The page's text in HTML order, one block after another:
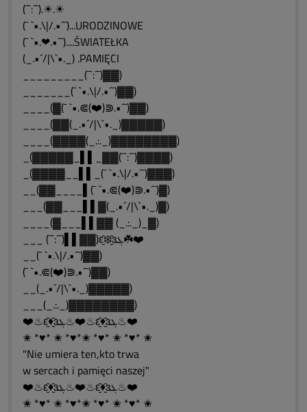
(¯`:´¯).☀.☀
(¯ `•.\|/.•´¯)...URODZINOWE
(¯ `•.❤.•´¯)....ŚWIATEŁKA
(_.•´/|\`•._) .PAMIĘCI
_________(¯`:´¯)▓▓)
_______(¯ `•.\|/.•´¯)▓▓)
____(▓(¯ `•.⋐(❤️)⋑.•´¯)▓▓)
____(▓▓(_.•´/|\`•._)▓▓▓▓▓)
____(▓▓▓▓(_.:._)▓▓▓▓▓▓▓▓)
_(▓▓▓▓▓_▌▌_▓▓(¯`:´¯)▓▓▓▓)
_(▓▓▓▓__▌▌_(¯ `•.\|/.•´¯)▓▓▓)
__(▓▓____▌(¯ `•.⋐(❤️)⋑.•´¯)▓)
___(▓▓___▌▌▓(_.•´/|\`•._)▓)
____(▓___▌▌▓▓ (_.:._)_▓)
___ (¯`:´¯)▌▌▓▓)ԑ̮̑❄️̮̑ɜܓ☘️❤️
__(¯ `•.\|/.•´¯)▓▓)
(¯ `•.⋐(❤️)⋑.•´¯)▓▓)
__(_.•´/|\`•._)▓▓▓▓▓)
___(_.:._)▓▓▓▓▓▓▓▓)
❤️♨ԑ̮̑♦̮̑ɜܓ♨❤️♨ԑ̮̑♦̮̑ɜܓ♨❤️
✬ *♥* ✬ *♥*✬ *♥* ✬ *♥* ✬
"Nie umiera ten,kto trwa
w sercach i pamięci naszej"
❤️♨ԑ̮̑♦̮̑ɜܓ♨❤️♨ԑ̮̑♦̮̑ɜܓ♨❤️
✬ *♥* ✬ *♥*✬ *♥* ✬ *♥* ✬